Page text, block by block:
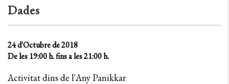
Dades
24 d'Octubre de 2018
De les 19:00 h. fins a les 21:00 h.
Activitat dins de l'Any Panikkar